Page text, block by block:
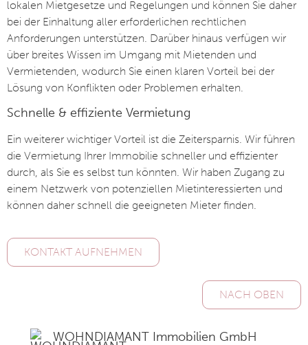
lokalen Mietgesetze und Regelungen und können Sie daher
bei der Einhaltung aller erforderlichen rechtlichen
Anforderungen unterstützen. Darüber hinaus verfügen wir
über breites Wissen im Umgang mit Mietenden und
Vermietenden, wodurch Sie einen klaren Vorteil bei der
Lösung von Konflikten oder Problemen erhalten.
Schnelle & effiziente Vermietung
Ein weiterer wichtiger Vorteil ist die Zeitersparnis. Wir führen
die Vermietung Ihrer Immobilie schneller und effizienter
durch, als Sie es selbst tun könnten. Wir haben Zugang zu
einem Netzwerk von potenziellen Mietinteressierten und
können daher schnell die geeigneten Mieter finden.
KONTAKT AUFNEHMEN
NACH OBEN
WOHNDIAMANT Immobilien GmbH